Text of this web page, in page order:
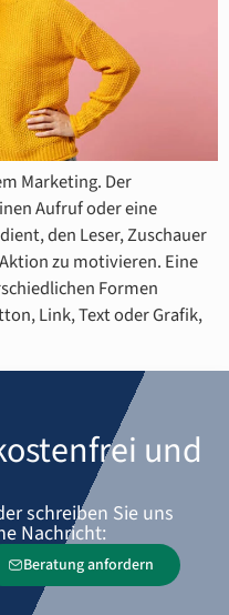
Marketing. Der
Aufruf oder eine
den Leser, Zuschauer
zu motivieren. Eine
Formen
Link, Text oder Grafik,
und
schreiben Sie uns
Nachricht:
Beratung anfordern